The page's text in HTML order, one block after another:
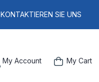
KONTAKTIEREN SIE UNS
My Account My Cart